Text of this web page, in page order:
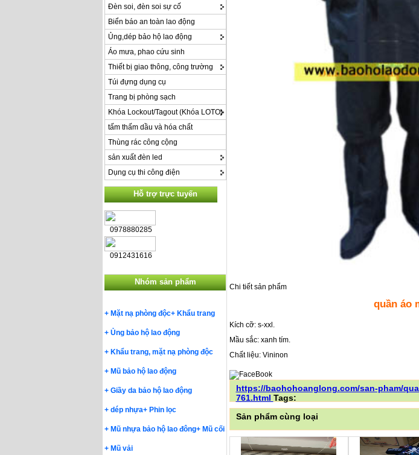
Đèn soi, đèn soi sự cố
Biển báo an toàn lao động
Ủng,dép bảo hộ lao động
Áo mưa, phao cứu sinh
Thiết bị giao thông, công trường
Túi đựng dụng cụ
Trang bị phòng sạch
Khóa Lockout/Tagout (Khóa LOTO)
tấm thấm dầu và hóa chất
Thùng rác công cộng
sản xuất đèn led
Dụng cụ thi công điện
Hỗ trợ trực tuyến
0978880285
0912431616
Nhóm sản phẩm
+ Mặt nạ phòng độc+ Khẩu trang
+ Ủng bảo hộ lao động
+ Khẩu trang, mặt nạ phòng độc
+ Mũ bảo hộ lao động
+ Giầy da bảo hộ lao động
+ dép nhựa+ Phin lọc
+ Mũ nhựa bảo hộ lao đông+ Mũ cối
+ Mũ vải
Chi tiết sản phẩm
quần áo
Kích cỡ: s-xxl.
Mầu sắc: xanh tím.
Chất liệu: Vininon
https://baohohoanglong.com/san-pham/
761.html Tags:
Sản phẩm cùng loại